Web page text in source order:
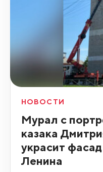
НОВОСТИ
Мурал с
казака
украсит
Ленина